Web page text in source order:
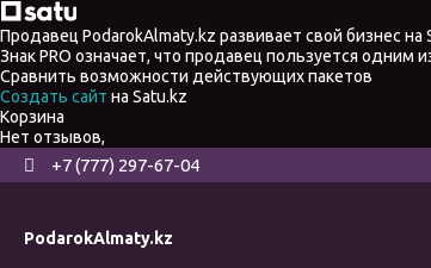
Продавец PodarokAlmaty.kz развивает свой бизнес на
Знак PRO означает, что продавец пользуется
Сравнить возможности действующих пакетов
Создать сайт на Satu.kz
Корзина
Нет отзывов,
+7 (777) 297-67-04
PodarokAlmaty.kz